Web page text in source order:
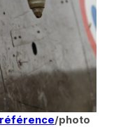
/photo